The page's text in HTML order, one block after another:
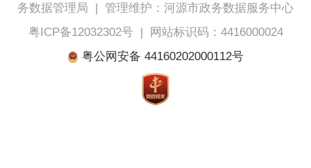
务数据管理局 | 管理维护：河源市政务数据服务中心
粤ICP备12032302号|
网站标识码：4416000024
粤公网安备 44160202000112号